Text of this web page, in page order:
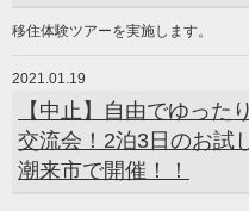
移住体験ツアーを実施します。
2021.01.19
【中止】自由でゆった
交流会！2泊3日のお試
潮来市で開催！！